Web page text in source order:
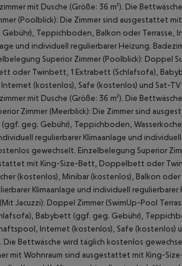
mit Dusche (Größe: 36 m²). Die
(Poolblick): Die Zimmer sind ausgestattet
Teppichboden, Balkon oder Terrasse,
und individuell regulierbarer Heizung.
Superior Zimmer (Poolblick): Doppel
oder Twinbett, 1 Extrabett (Schlafsofa),
(kostenlos), Safe (kostenlos) und Sat-
mit Dusche (Größe: 36 m²). Die
Zimmer (Meerblick): Die Zimmer sind
geg. Gebühr), Teppichboden,
regulierbarer Klimaanlage und
gewechselt. Einzelbelegung Superior
mit King-Size-Bett, Doppelbett oder
(kostenlos), Minibar (kostenlos), Balkon oder
Klimaanlage und individuell regulierbarer
Jacuzzi): Doppel Zimmer (SwimUp-Pool
Babybett (ggf. geg. Gebühr),
Internet (kostenlos), Safe (kostenlos)
Bettwäsche wird täglich kostenlos
mit Wohnraum sind ausgestattet mit King-